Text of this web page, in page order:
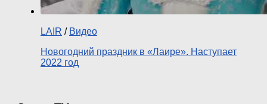
LAIR / Видео
Новогодний праздник в «Лаире». Наступает
2022 год